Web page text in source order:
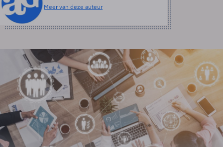
Meer van deze auteur